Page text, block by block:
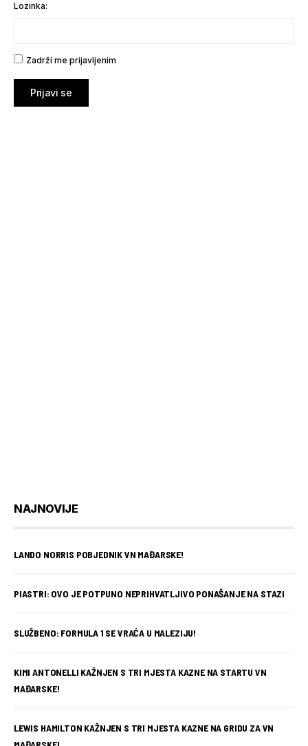
Lozinka:
Zadrži me prijavljenim
Prijavi se
NAJNOVIJE
LANDO NORRIS POBJEDNIK VN MAĐARSKE!
PIASTRI: OVO JE POTPUNO NEPRIHVATLJIVO PONAŠANJE NA STAZI
SLUŽBENO: FORMULA 1 SE VRAĆA U MALEZIJU!
KIMI ANTONELLI KAŽNJEN S TRI MJESTA KAZNE NA STARTU VN
MAĐARSKE!
LEWIS HAMILTON KAŽNJEN S TRI MJESTA KAZNE NA GRIDU ZA VN